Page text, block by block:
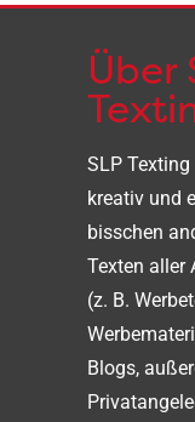
Über
SLP
kreativ und
bisschen
Texten aller
(z. B.
Blogs,